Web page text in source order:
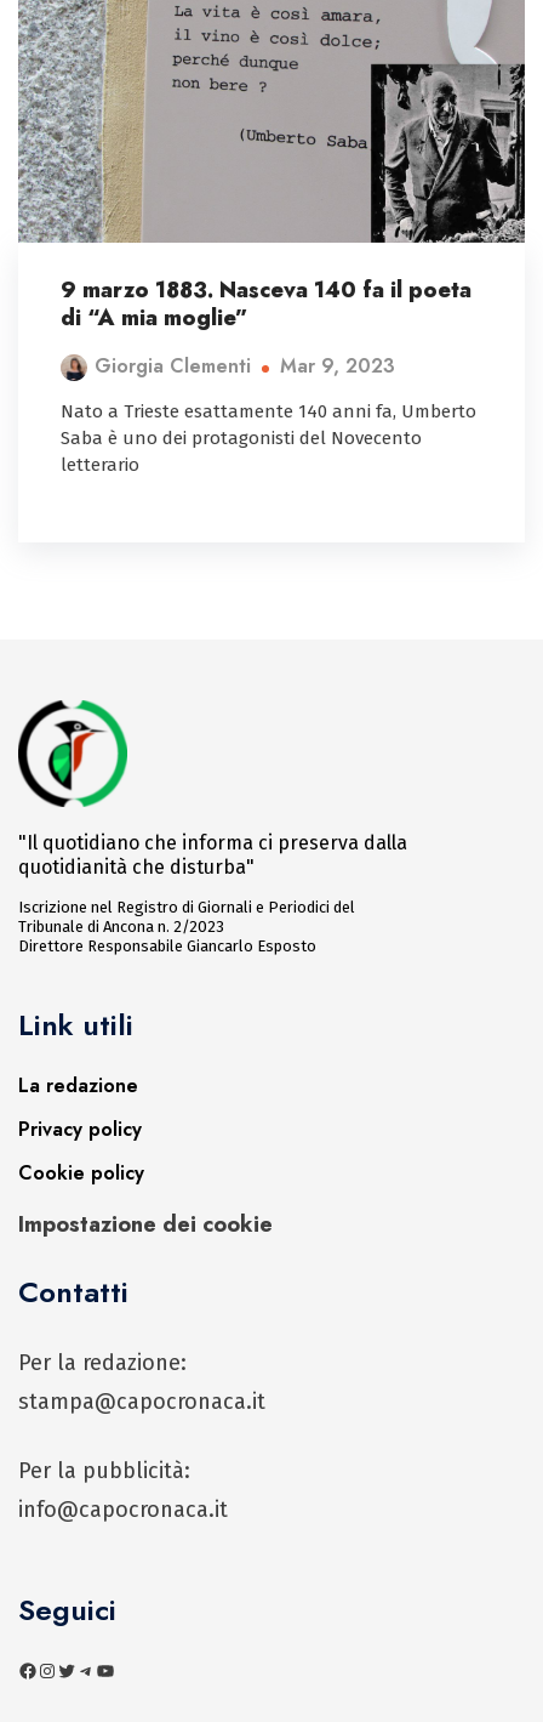
9 marzo 1883. Nasceva 140 fa il poeta
di “A mia moglie”
Giorgia Clementi Mar 9, 2023
Nato a Trieste esattamente 140 anni fa, Umberto
Saba è uno dei protagonisti del Novecento
letterario
"Il quotidiano che informa ci preserva dalla
quotidianità che disturba"
Iscrizione nel Registro di Giornali e Periodici del
Tribunale di Ancona n. 2/2023
Direttore Responsabile Giancarlo Esposto
Link utili
La redazione
Privacy policy
Cookie policy
Impostazione dei cookie
Contatti
Per la redazione:
stampa@capocronaca.it
Per la pubblicità:
info@capocronaca.it
Seguici